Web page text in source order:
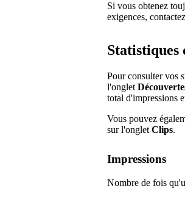
Si vous obtenez
exigences,
Statistiques
Pour consulter vos
l'onglet
total d'impressions
Vous pouvez
sur l'onglet Clips.
Impressions
Nombre de fois